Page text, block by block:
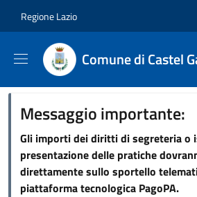
Regione Lazio
Comune di Castel
Messaggio importante:
Gli importi dei diritti di segreteria o
presentazione delle pratiche
direttamente sullo sportello
piattaforma tecnologica PagoPA.